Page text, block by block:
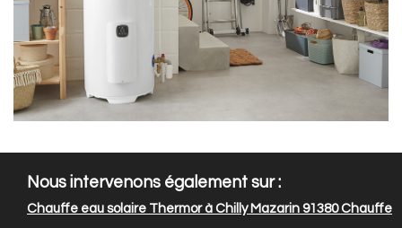
Nous intervenons également sur :
Chauffe eau solaire Thermor à Chilly Mazarin 91380Chauffe